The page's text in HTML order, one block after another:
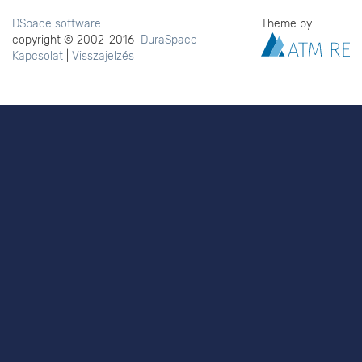
DSpace software
copyright © 2002-2016 DuraSpace
Kapcsolat
Visszajelzés
Theme by